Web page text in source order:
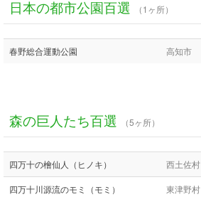
日本の都市公園百選 （1ヶ所）
春野総合運動公園 高知市
森の巨人たち百選 （5ヶ所）
四万十の檜仙人（ヒノキ） 西土佐村
四万十川源流のモミ（モミ） 東津野村